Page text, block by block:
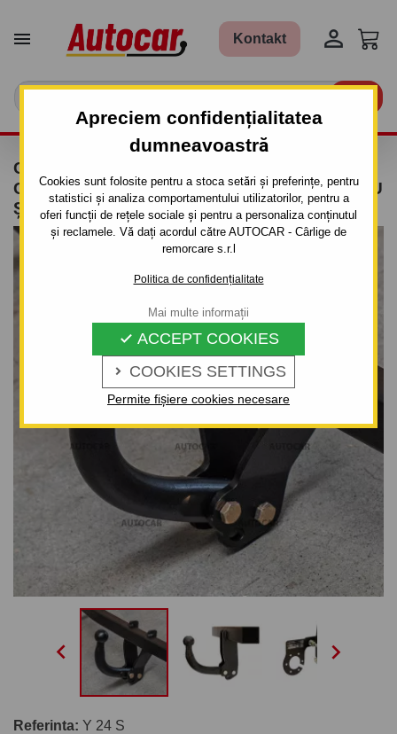
Apreciem confidențialitatea
dumneavoastră
Cookies sunt folosite pentru a stoca setări și preferințe, pentru
statistici și analiza comportamentului utilizatorilor, pentru a
oferi funcții de rețele sociale și pentru a personaliza conținutul
și reclamele. Vă dați acordul către AUTOCAR - Cârlige de
remorcare s.r.l
Politica de confidențialitate
 COOKIES SETTINGS
 ACCEPT COOKIES
Permite fișiere cookies necesare
Mai multe informații
 Kontakt 
CÂRLIG DE REMORCARE PENTRU HONDA
CR-V - 5UŞI. - SISTEM SEMIDEMONTABIL -CU
ŞURUBURI - DIN 2002/03 PÂNĂ 2006/12
 
Referinta: Y 24 S